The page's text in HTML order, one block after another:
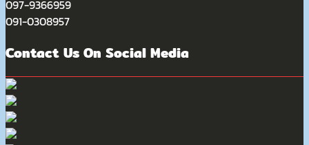
097-9366959
091-0308957
Contact Us On Social Media